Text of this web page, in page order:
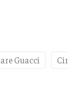
Guacci